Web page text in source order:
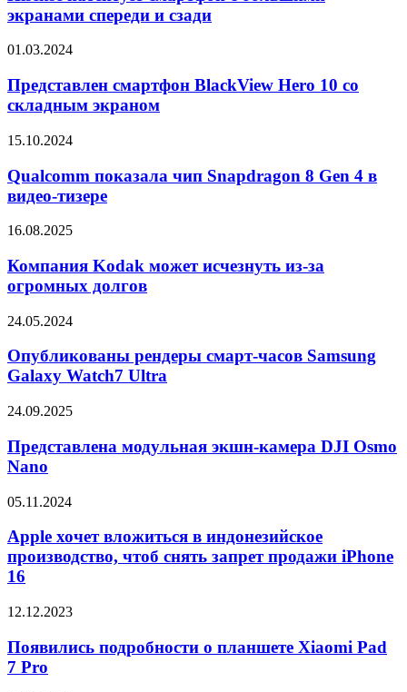
с
большими
спереди
сзади
экранами спереди и сзади
Представлен
BlackView
Hero
10
складным
01.03.2024
Представлен смартфон BlackView Hero 10 со
складным экраном
Qualcomm
чип
Snapdragon
8
4
видео-
тизере
15.10.2024
Qualcomm показала чип Snapdragon 8 Gen 4 в
видео-тизере
Компания
может
исчезнуть
из-
огромных
16.08.2025
Компания Kodak может исчезнуть из-за
огромных долгов
Опубликованы
смарт-
часов
Samsung
Watch7
24.05.2024
Опубликованы рендеры смарт-часов Samsung
Galaxy Watch7 Ultra
Представлена
экшн-
камера
DJI
Nano
24.09.2025
Представлена модульная экшн-камера DJI Osmo
Nano
Apple
вложиться
индонезийское
производство,
снять
продажи
iPhone
05.11.2024
Apple хочет вложиться в индонезийское
производство, чтоб снять запрет продажи iPhone
16
Появились
о
планшете
Xiaomi
12.12.2023
Появились подробности о планшете Xiaomi Pad
7 Pro